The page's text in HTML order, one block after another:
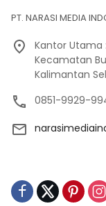
PT. NARASI MEDIA
Kantor Utama
Kecamatan
Kalimantan
0851-9929-